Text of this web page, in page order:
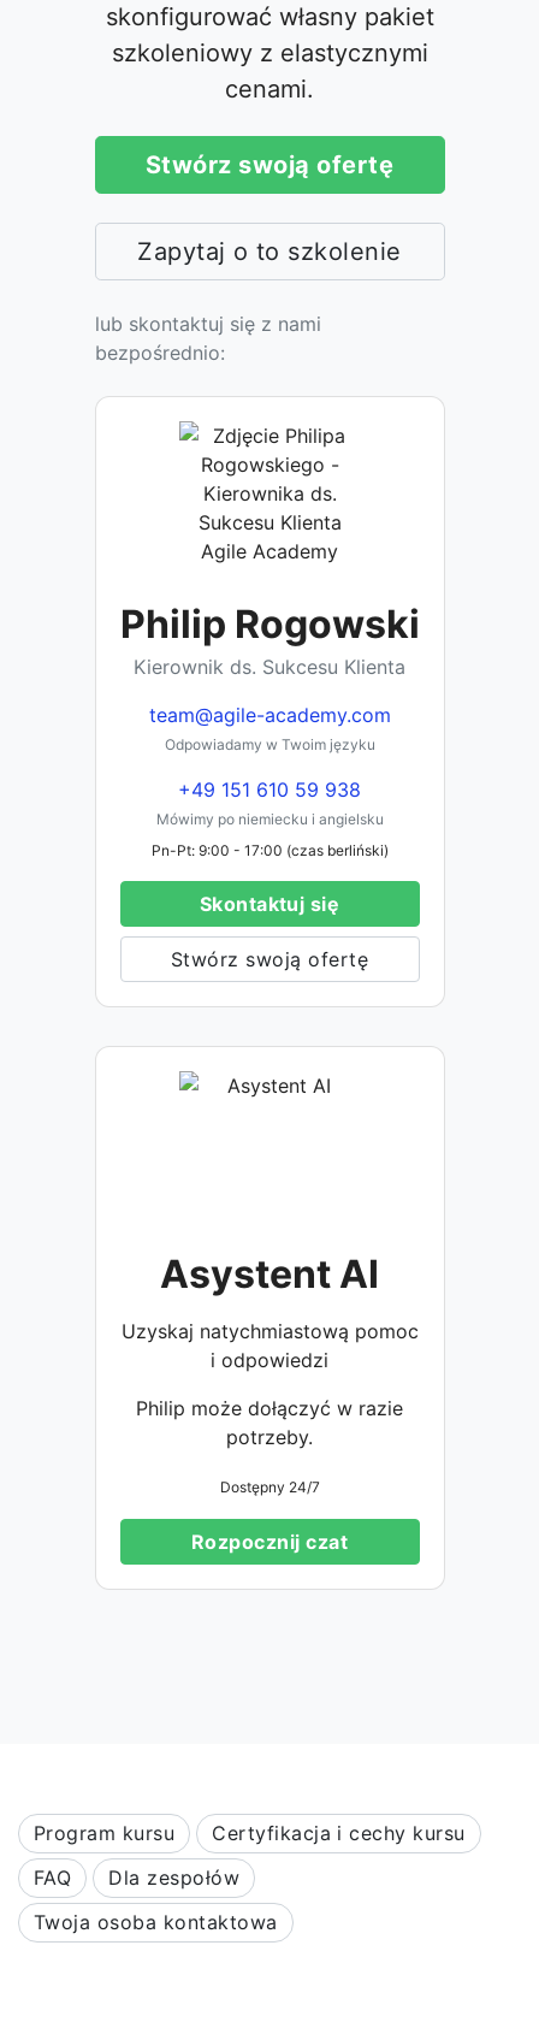
skonfigurować własny pakiet
szkoleniowy z elastycznymi
cenami.
Stwórz swoją ofertę
Zapytaj o to szkolenie
lub skontaktuj się z nami
bezpośrednio:
Philip Rogowski
Kierownik ds. Sukcesu Klienta
team@agile-academy.com
Odpowiadamy w Twoim języku
+49 151 610 59 938
Mówimy po niemiecku i angielsku
Pn-Pt: 9:00 - 17:00 (czas berliński)
Skontaktuj się
Stwórz swoją ofertę
Asystent AI
Uzyskaj natychmiastową pomoc
i odpowiedzi
Philip może dołączyć w razie
potrzeby.
Dostępny 24/7
Rozpocznij czat
Program kursu
Certyfikacja i cechy kursu
FAQ
Dla zespołów
Twoja osoba kontaktowa